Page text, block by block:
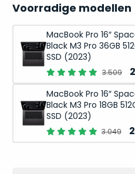
Voorradige modellen
MacBook Pro 16″
Black M3 Pro 36GB
SSD (2023)
3.509
MacBook Pro 16″
Black M3 Pro 18GB
SSD (2023)
3.049